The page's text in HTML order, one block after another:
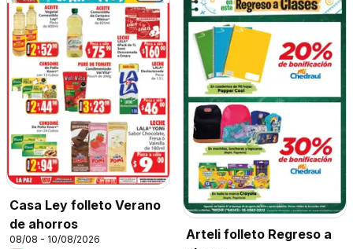
Casa Ley folleto Verano
de ahorros
08/08 - 10/08/2026
Arteli folleto Regreso a